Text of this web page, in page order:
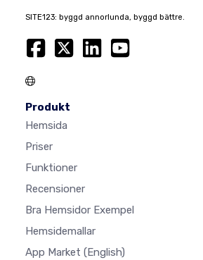
SITE123: byggd annorlunda, byggd bättre.
Produkt
Hemsida
Priser
Funktioner
Recensioner
Bra Hemsidor Exempel
Hemsidemallar
App Market (English)